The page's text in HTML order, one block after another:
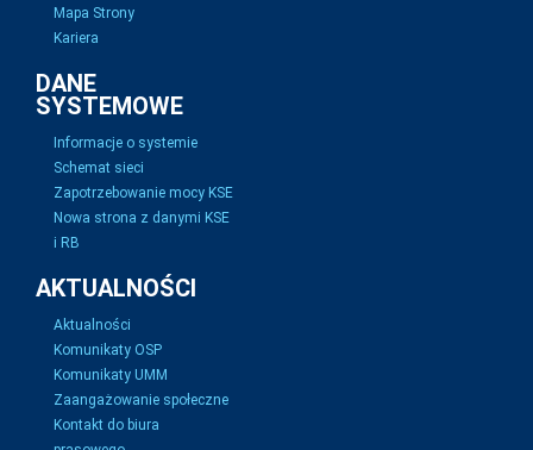
Mapa Strony
Kariera
DANE
SYSTEMOWE
Informacje o systemie
Schemat sieci
Zapotrzebowanie mocy KSE
Nowa strona z danymi KSE
i RB
AKTUALNOŚCI
Aktualności
Komunikaty OSP
Komunikaty UMM
Zaangażowanie społeczne
Kontakt do biura